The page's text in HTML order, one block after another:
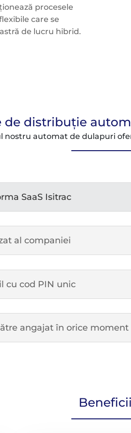
procesele
care se
de lucru hibrid.
de distribuție
nostru automat de dulapuri
SaaS Isitrac
al companiei
cu cod PIN unic
angajat în orice moment
Beneficii